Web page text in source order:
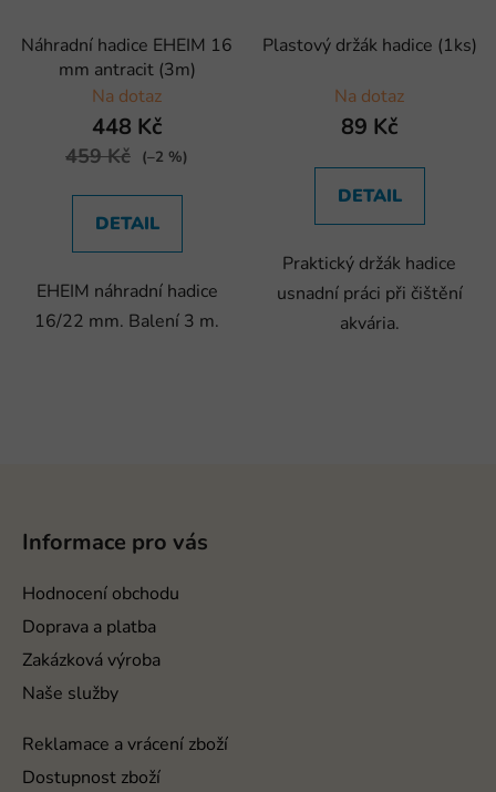
Náhradní hadice EHEIM 16
mm antracit (3m)
Na dotaz
448 Kč
459 Kč (–2 %)
DETAIL
EHEIM náhradní hadice
16/22 mm. Balení 3 m.
Plastový držák hadice (1ks)
Na dotaz
89 Kč
DETAIL
Praktický držák hadice
usnadní práci při čištění
akvária.
Informace pro vás
Hodnocení obchodu
Doprava a platba
Zakázková výroba
Naše služby
Reklamace a vrácení zboží
Dostupnost zboží